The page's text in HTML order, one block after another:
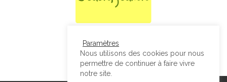
Paramètres
Nous utilisons des cookies pour nous
permettre de continuer à faire vivre
notre site.